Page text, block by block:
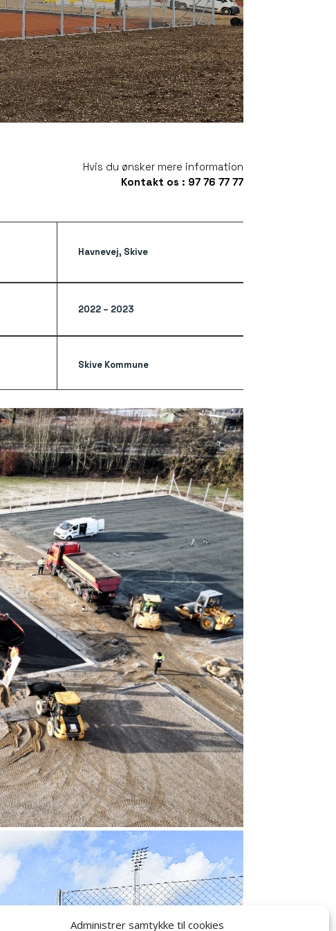
Administrer samtykke til cookies
Hvis du ønsker mere information
Kontakt os : 97 76 77 77
Havnevej, Skive
2022 – 2023
Skive Kommune